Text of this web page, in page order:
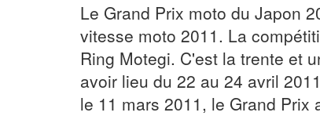
Le Grand Prix moto du Japon
vitesse moto 2011. La
Ring Motegi. C'est la trente et
avoir lieu du 22 au 24 avril
le 11 mars 2011, le Grand Prix